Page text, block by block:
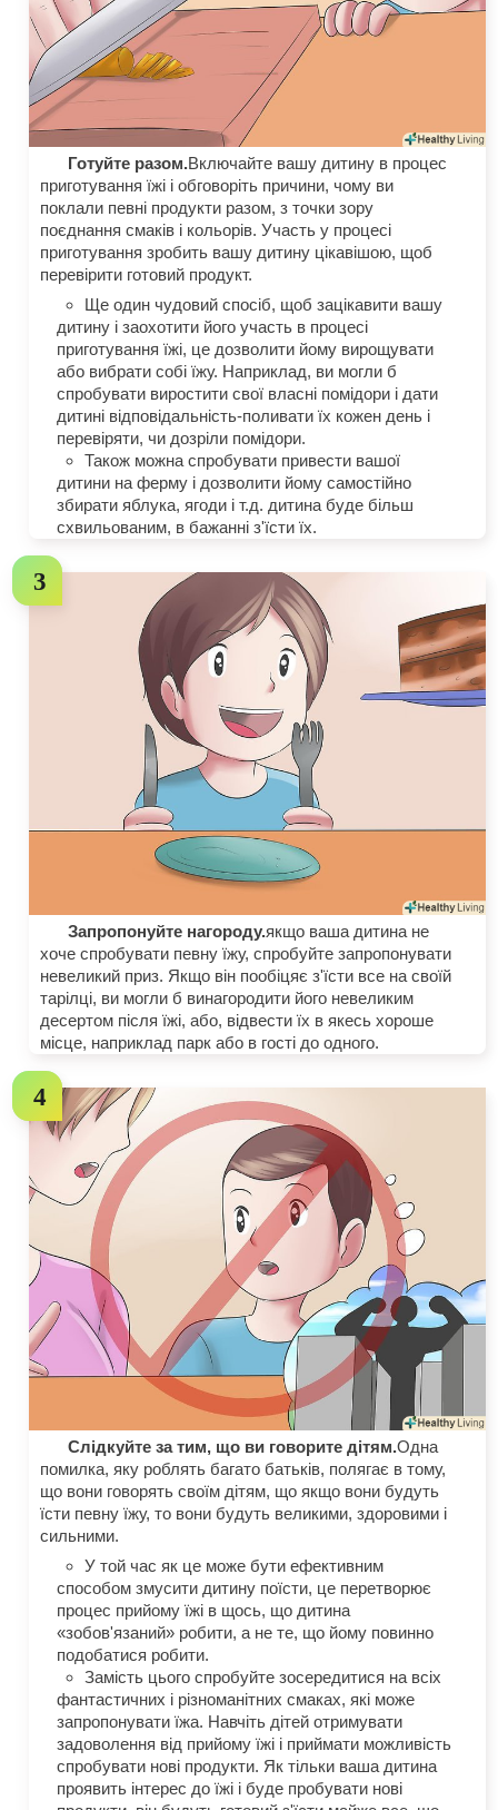
Готуйте разом.Включайте вашу дитину в процес
приготування їжі і обговоріть причини, чому ви
поклали певні продукти разом, з точки зору
поєднання смаків і кольорів. Участь у процесі
приготування зробить вашу дитину цікавішою, щоб
перевірити готовий продукт.
Ще один чудовий спосіб, щоб зацікавити вашу
дитину і заохотити його участь в процесі
приготування їжі, це дозволити йому вирощувати
або вибрати собі їжу. Наприклад, ви могли б
спробувати виростити свої власні помідори і дати
дитині відповідальність-поливати їх кожен день і
перевіряти, чи дозріли помідори.
Також можна спробувати привести вашої
дитини на ферму і дозволити йому самостійно
збирати яблука, ягоди і т.д. дитина буде більш
схвильованим, в бажанні з'їсти їх.
Запропонуйте нагороду.якщо ваша дитина не
хоче спробувати певну їжу, спробуйте запропонувати
невеликий приз. Якщо він пообіцяє з'їсти все на своїй
тарілці, ви могли б винагородити його невеликим
десертом після їжі, або, відвести їх в якесь хороше
місце, наприклад парк або в гості до одного.
Слідкуйте за тим, що ви говорите дітям.Одна
помилка, яку роблять багато батьків, полягає в тому,
що вони говорять своїм дітям, що якщо вони будуть
їсти певну їжу, то вони будуть великими, здоровими і
сильними.
У той час як це може бути ефективним
способом змусити дитину поїсти, це перетворює
процес прийому їжі в щось, що дитина
«зобов'язаний» робити, а не те, що йому повинно
подобатися робити.
Замість цього спробуйте зосередитися на всіх
фантастичних і різноманітних смаках, які може
запропонувати їжа. Навчіть дітей отримувати
задоволення від прийому їжі і приймати можливість
спробувати нові продукти. Як тільки ваша дитина
проявить інтерес до їжі і буде пробувати нові